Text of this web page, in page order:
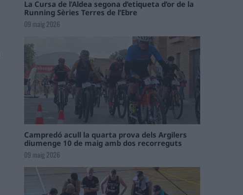
La Cursa de l’Aldea segona d’etiqueta d’or de la
Running Sèries Terres de l’Ebre
09 maig 2026
Campredó acull la quarta prova dels Argilers
diumenge 10 de maig amb dos recorreguts
09 maig 2026